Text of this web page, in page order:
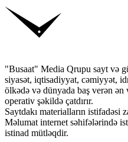
"Busaat" Media Qrupu sayt və
siyasət, iqtisadiyyat, cəmiyyət,
ölkədə və dünyada baş verən ən
operativ şəkildə çatdırır.
Saytdakı materialların istifadəsi
Məlumat internet səhifələrində
istinad mütləqdir.